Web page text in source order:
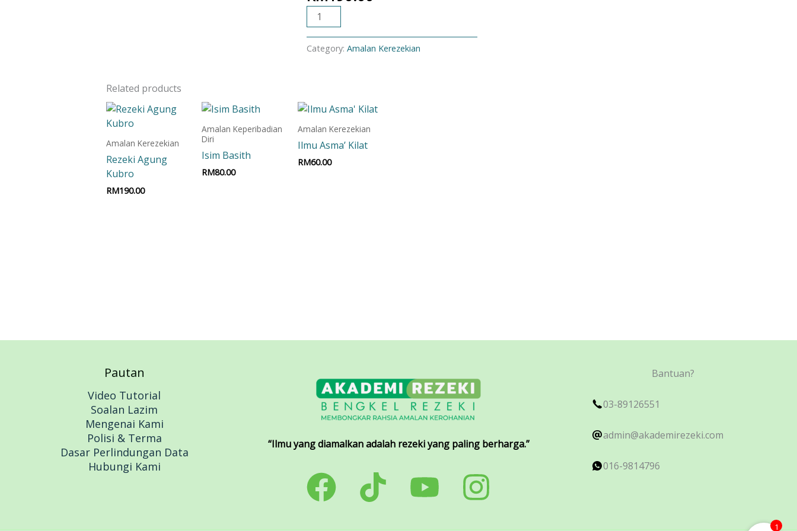
Category:Amalan Kerezekian
Related products
Amalan Kerezekian
Rezeki Agung
Kubro
RM190.00
Amalan Keperibadian
Diri
Isim Basith
RM80.00
Amalan Kerezekian
Ilmu Asma’ Kilat
RM60.00
Pautan
Video Tutorial
Soalan Lazim
Mengenai Kami
Polisi & Terma
Dasar Perlindungan Data
Hubungi Kami
“Ilmu yang diamalkan adalah rezeki yang paling berharga.”
Bantuan?
03-89126551
admin@akademirezeki.com
016-9814796
1